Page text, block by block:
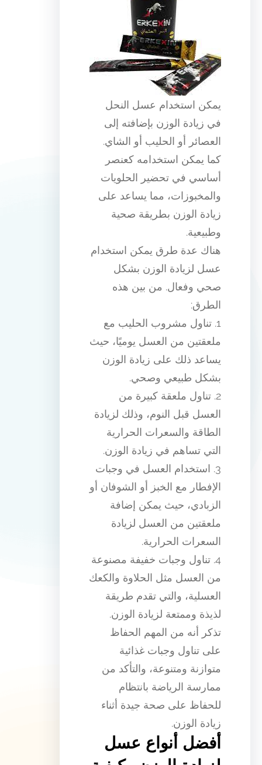
يمكن استخدام عسل النحل
في زيادة الوزن بإضافته إلى
العصائر أو الحليب أو الشاي.
كما يمكن استخدامه كعنصر
أساسي في تحضير الحلويات
والمخبوزات، مما يساعد على
زيادة الوزن بطريقة صحية
وطبيعية.
هناك عدة طرق يمكن استخدام
عسل لزيادة الوزن بشكل
صحي وفعال. من بين هذه
الطرق:
1. تناول مشروب الحليب مع
ملعقتين من العسل يوميًا، حيث
يساعد ذلك على زيادة الوزن
بشكل طبيعي وصحي.
2. تناول ملعقة كبيرة من
العسل قبل النوم، وذلك لزيادة
الطاقة والسعرات الحرارية
التي تساهم في زيادة الوزن.
3. استخدام العسل في وجبات
الإفطار مع الخبز أو الشوفان أو
الزبادي، حيث يمكن إضافة
ملعقتين من العسل لزيادة
السعرات الحرارية.
4. تناول وجبات خفيفة مصنوعة
من العسل مثل الحلاوة والكعك
العسلية، والتي تقدم طريقة
لذيذة وممتعة لزيادة الوزن.
تذكر أنه من المهم الحفاظ
على تناول وجبات غذائية
متوازنة ومتنوعة، والتأكد من
ممارسة الرياضة بانتظام
للحفاظ على صحة جيدة أثناء
زيادة الوزن.
أفضل أنواع عسل